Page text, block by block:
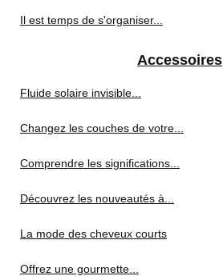
Il est temps de s'organiser...
Accessoires
Fluide solaire invisible...
Changez les couches de votre...
Comprendre les significations...
Découvrez les nouveautés à...
La mode des cheveux courts
Offrez une gourmette...